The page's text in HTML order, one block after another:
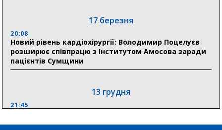
Олексій Романько долучився до обговорення Плану
стійкості Сумщини з Прем’єр-міністром
17 березня
20:08
Новий рівень кардіохірургії: Володимир Поцелуєв
розширює співпрацю з Інститутом Амосова заради
пацієнтів Сумщини
13 грудня
21:45
збільшити завантаження стратегічних українських